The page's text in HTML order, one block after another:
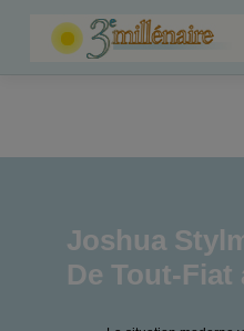
Joshua
De Tout-Fiat